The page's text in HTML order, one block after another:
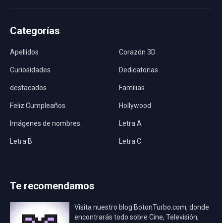
Categorías
Apellidos Corazón 3D
Curiosidades Dedicatorias
destacados Familias
Feliz Cumpleaños Hollywood
Imágenes de nombres Letra A
Letra B Letra C
Nombres Nombres Bíblicos
Te recomendamos
Visita nuestro blog BotonTurbo.com, donde
encontrarás todo sobre Cine, Televisión,